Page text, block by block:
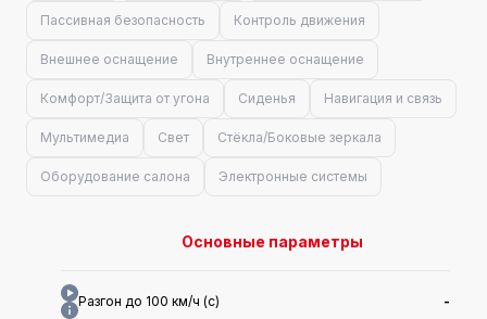
Пассивная безопасность Контроль движения
Внешнее оснащение Внутреннее оснащение
Комфорт/Защита от угона Сиденья Навигация и связь
Мультимедиа Свет Стёкла/Боковые зеркала
Оборудование салона Электронные системы
Основные параметры
Разгон до 100 км/ч (с) -